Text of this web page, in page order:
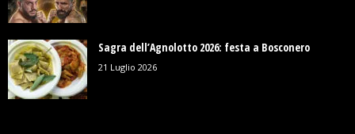
Sagra dell’Agnolotto 2026: festa a Bosconero
21 Luglio 2026